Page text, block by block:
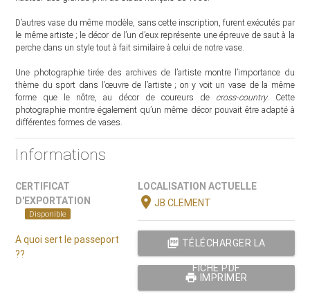
D’autres vase du même modèle, sans cette inscription, furent exécutés par
le même artiste ; le décor de l’un d’eux représente une épreuve de saut à la
perche dans un style tout à fait similaire à celui de notre vase.
Une photographie tirée des archives de l’artiste montre l’importance du
thème du sport dans l’œuvre de l’artiste ; on y voit un vase de la même
forme que le nôtre, au décor de coureurs de cross-country. Cette
photographie montre également qu’un même décor pouvait être adapté à
différentes formes de vases.
Informations
CERTIFICAT
D'EXPORTATION
Disponible
A quoi sert le passeport
??
LOCALISATION ACTUELLE
location_onJB CLEMENT
picture_as_pdf TÉLÉCHARGER LA
FICHE PDF
print IMPRIMER